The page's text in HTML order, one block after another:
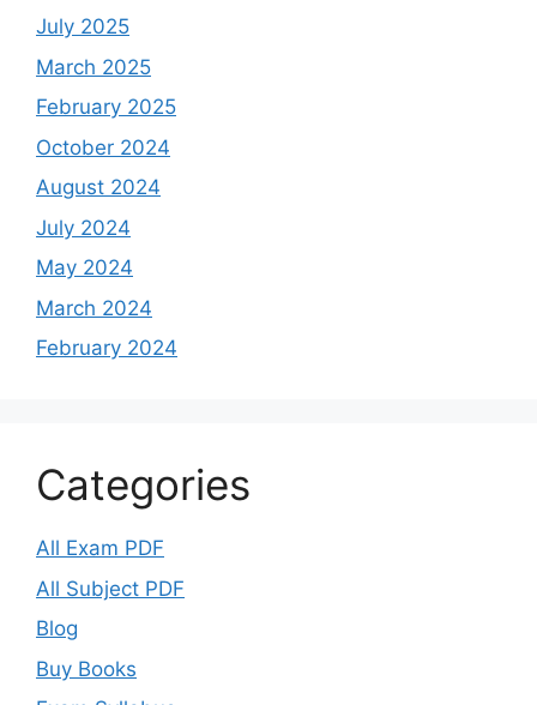
July 2025
March 2025
February 2025
October 2024
August 2024
July 2024
May 2024
March 2024
February 2024
Categories
All Exam PDF
All Subject PDF
Blog
Buy Books